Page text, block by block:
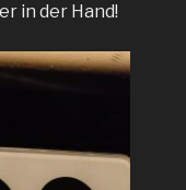
in der Hand!